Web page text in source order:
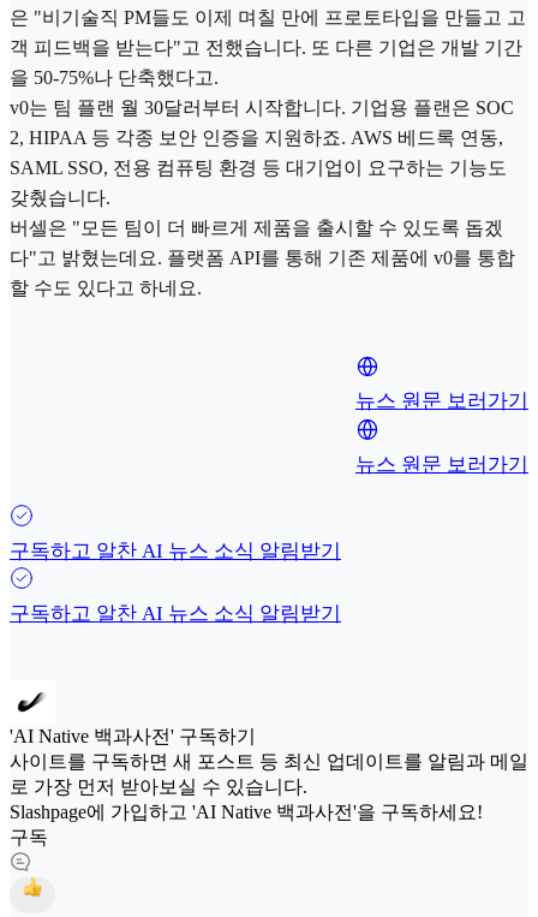
은 "비기술직 PM들도 이제 며칠 만에 프로토타입을 만들고 고
객 피드백을 받는다"고 전했습니다. 또 다른 기업은 개발 기간
을 50-75%나 단축했다고.
v0는 팀 플랜 월 30달러부터 시작합니다. 기업용 플랜은 SOC
2, HIPAA 등 각종 보안 인증을 지원하죠. AWS 베드록 연동,
SAML SSO, 전용 컴퓨팅 환경 등 대기업이 요구하는 기능도
갖췄습니다.
버셀은 "모든 팀이 더 빠르게 제품을 출시할 수 있도록 돕겠
다"고 밝혔는데요. 플랫폼 API를 통해 기존 제품에 v0를 통합
할 수도 있다고 하네요.
뉴스 원문 보러가기
뉴스 원문 보러가기
구독하고 알찬 AI 뉴스 소식 알림받기
구독하고 알찬 AI 뉴스 소식 알림받기
'AI Native 백과사전' 구독하기
사이트를 구독하면 새 포스트 등 최신 업데이트를 알림과 메일
로 가장 먼저 받아보실 수 있습니다.
Slashpage에 가입하고 'AI Native 백과사전'을 구독하세요!
구독